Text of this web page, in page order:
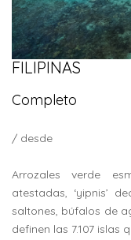
FILIPINAS
Completo
/ desde
Arrozales verde
atestadas, ‘yipnis’
saltones, búfalos de
definen las 7.107 islas